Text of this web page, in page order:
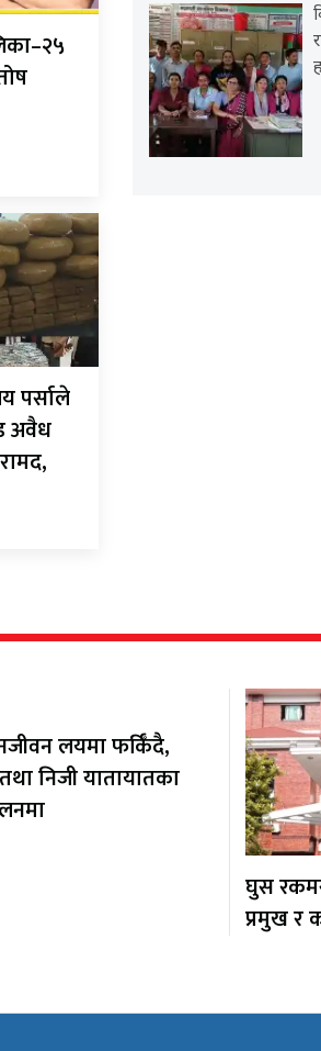
पर्साले
अवैध
लयमा फर्किँदै,
निजी यातायातका
घुस
प्रमुख र